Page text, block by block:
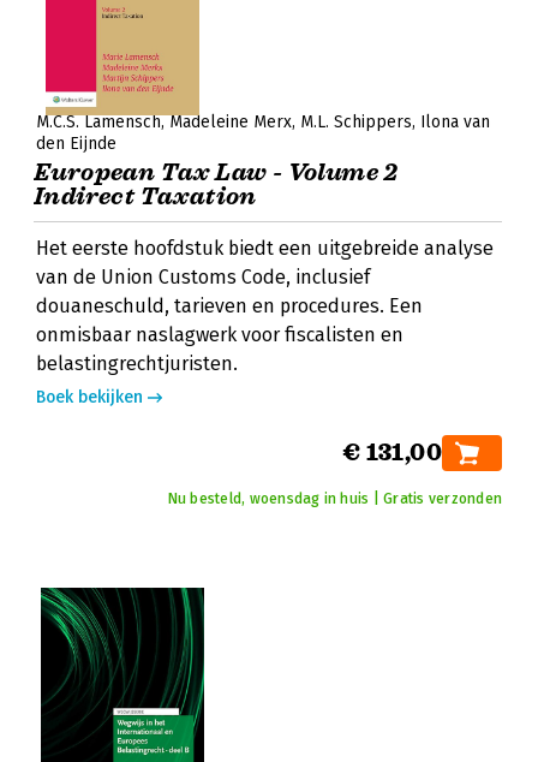
M.C.S. Lamensch Madeleine Merx M.L. Schippers Ilona van
den Eijnde
European Tax Law - Volume 2
Indirect Taxation
Het eerste hoofdstuk biedt een uitgebreide analyse
van de Union Customs Code, inclusief
douaneschuld, tarieven en procedures. Een
onmisbaar naslagwerk voor fiscalisten en
belastingrechtjuristen.
Boek bekijken
€ 131,00
Nu besteld, woensdag in huis | Gratis verzonden